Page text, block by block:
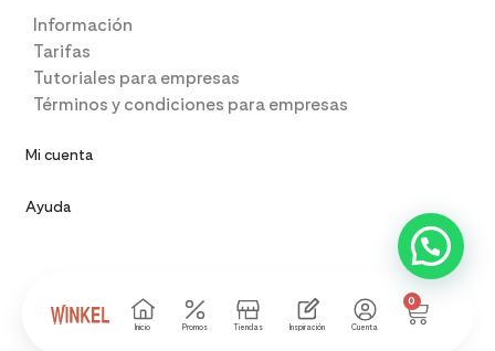
Inicio Promos Tiendas Inspiración Cuenta
0
Información
Tarifas
Tutoriales para empresas
Términos y condiciones para empresas
Mi cuenta
Ayuda